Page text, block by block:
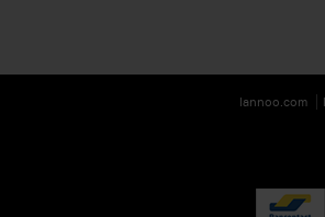
lannoo.com